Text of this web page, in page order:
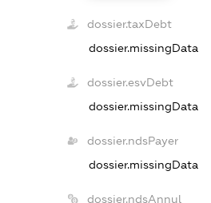
dossier.taxDebt
dossier.missingData
dossier.esvDebt
dossier.missingData
dossier.ndsPayer
dossier.missingData
dossier.ndsAnnul